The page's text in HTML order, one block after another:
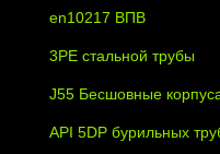
en10217 ВПВ
3PE стальной трубы
J55 Бесшовные
API 5DP бурильных